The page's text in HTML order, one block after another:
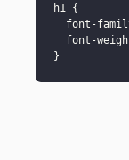
h1 {
font-
font-